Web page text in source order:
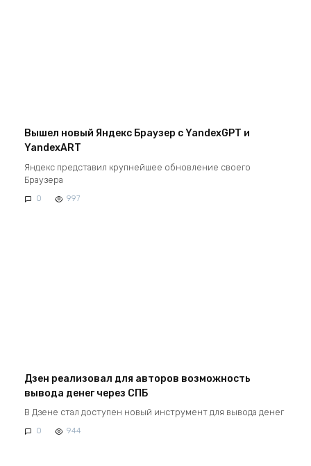
Вышел новый Яндекс Браузер с YandexGPT и
YandexART
Яндекс представил крупнейшее обновление своего
Браузера
0 997
Дзен реализовал для авторов возможность
вывода денег через СПБ
В Дзене стал доступен новый инструмент для вывода денег
0 944